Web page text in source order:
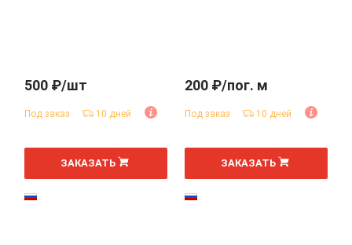
500 ₽/шт
Под заказ 10 дней
ЗАКАЗАТЬ
200 ₽/пог. м
Под заказ 10 дней
ЗАКАЗАТЬ